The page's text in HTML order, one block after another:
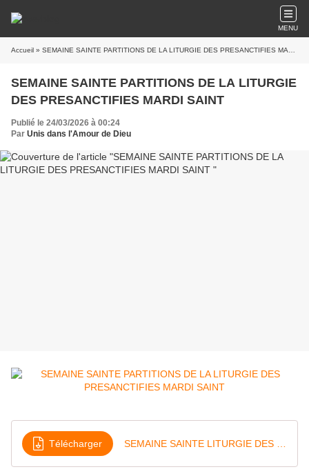
MENU
Accueil » SEMAINE SAINTE PARTITIONS DE LA LITURGIE DES PRESANCTIFIES MARDI SAINT
SEMAINE SAINTE PARTITIONS DE LA LITURGIE
DES PRESANCTIFIES MARDI SAINT
Publié le 24/03/2026 à 00:24
Par Unis dans l'Amour de Dieu
Télécharger